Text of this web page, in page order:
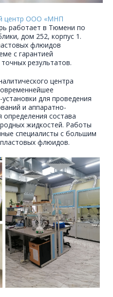
центр ООО «МНП
работает в Тюмени по
дом 252, корпус 1.
флюидов
с гарантией
результатов.
центра
для проведения
и аппаратно-
состава
жидкостей. Работы
специалисты с большим
флюидов.